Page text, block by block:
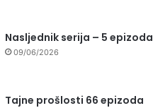
Nasljednik serija – 5 epizoda
09/06/2026
Tajne prošlosti 66 epizoda